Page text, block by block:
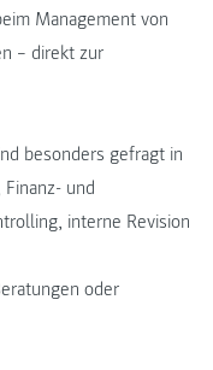
Management von
– direkt zur
besonders gefragt in
und
interne Revision
oder